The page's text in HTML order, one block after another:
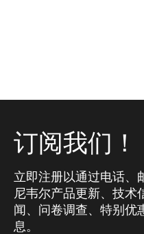
订阅我们！
立即注册以通过电话、
尼韦尔产品更新、技术
闻、问卷调查、特别优
息。